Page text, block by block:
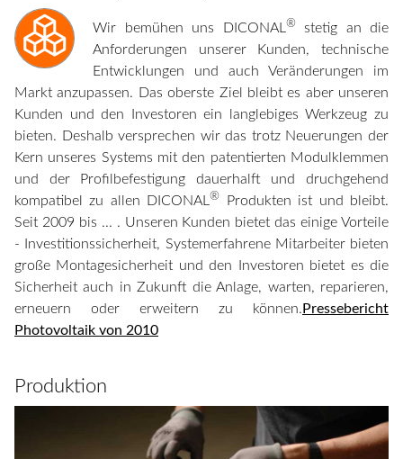
Wir bemühen uns DICONAL®
stetig an die
Anforderungen unserer Kunden, technische
Entwicklungen und auch Veränderungen im
Markt anzupassen. Das oberste Ziel bleibt es aber unseren
Kunden und den Investoren ein langlebiges Werkzeug zu
bieten. Deshalb versprechen wir das trotz Neuerungen der
Kern unseres Systems mit den patentierten Modulklemmen
und der Profilbefestigung dauerhalft und druchgehend
kompatibel zu allen DICONAL®
Produkten ist und bleibt.
Seit 2009 bis ... . Unseren Kunden bietet das einige Vorteile
- Investitionssicherheit, Systemerfahrene Mitarbeiter bieten
große Montagesicherheit und den Investoren bietet es die
Sicherheit auch in Zukunft die Anlage, warten, reparieren,
erneuern oder erweitern zu können. Pressebericht
Photovoltaik von 2010
Produktion